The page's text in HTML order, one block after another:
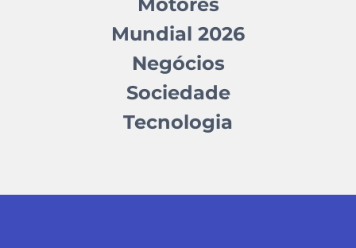
Mundial 2026
Negócios
Sociedade
Tecnologia